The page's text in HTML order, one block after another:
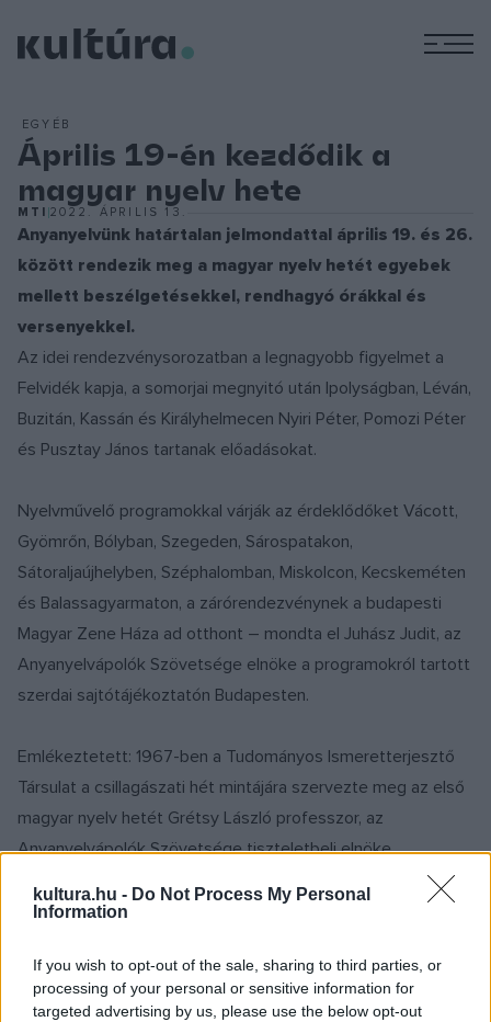
kultura.hu - Do Not Process My Personal
Information
If you wish to opt-out of the sale, sharing to third parties, or
processing of your personal or sensitive information for
targeted advertising by us, please use the below opt-out
EGYÉB
Április 19-én kezdődik a
magyar nyelv hete
MTI 2022. ÁPRILIS 13.
Anyanyelvünk határtalan jelmondattal április 19. és 26.
között rendezik meg a magyar nyelv hetét egyebek
mellett beszélgetésekkel, rendhagyó órákkal és
versenyekkel.
Az idei rendezvénysorozatban a legnagyobb figyelmet a
Felvidék kapja, a somorjai megnyitó után Ipolyságban, Léván,
Buzitán, Kassán és Királyhelmecen Nyiri Péter, Pomozi Péter
és Pusztay János tartanak előadásokat.
Nyelvművelő programokkal várják az érdeklődőket Vácott,
Gyömrőn, Bólyban, Szegeden, Sárospatakon,
Sátoraljaújhelyben, Széphalomban, Miskolcon, Kecskeméten
és Balassagyarmaton, a zárórendezvénynek a budapesti
Magyar Zene Háza ad otthont – mondta el Juhász Judit, az
Anyanyelvápolók Szövetsége elnöke a programokról tartott
szerdai sajtótájékoztatón Budapesten.
Emlékeztetett: 1967-ben a Tudományos Ismeretterjesztő
Társulat a csillagászati hét mintájára szervezte meg az első
magyar nyelv hetét Grétsy László professzor, az
Anyanyelvápolók Szövetsége tiszteletbeli elnöke